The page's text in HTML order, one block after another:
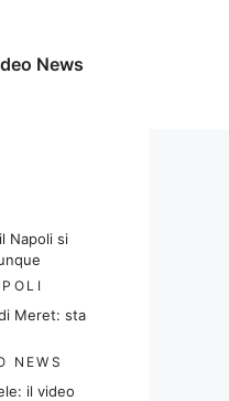
News
Napoli si
Meret: sta
NEWS
il video